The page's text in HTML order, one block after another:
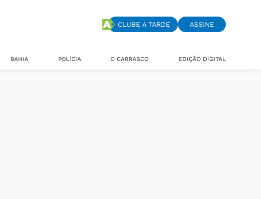
CLUBE A TARDE ASSINE
BAHIA POLÍCIA O CARRASCO EDIÇÃO DIGITAL